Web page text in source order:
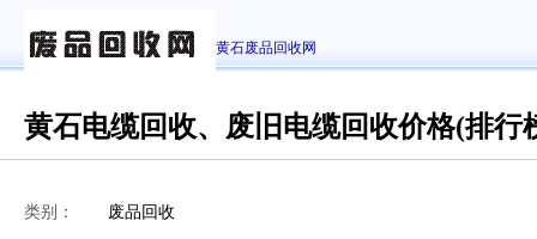
黄石废品回收网
黄石电缆回收、废旧电缆回收价格(排行
类别： 废品回收